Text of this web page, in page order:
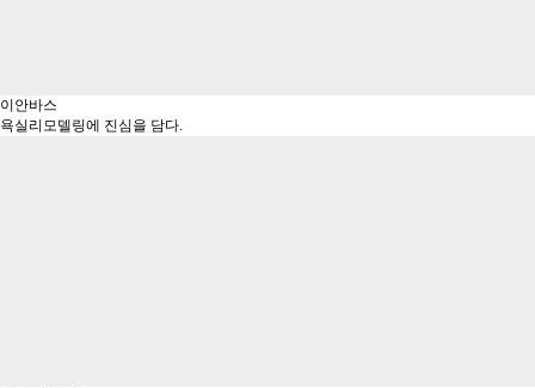
이안바스
욕실리모델링에 진심을 담다.